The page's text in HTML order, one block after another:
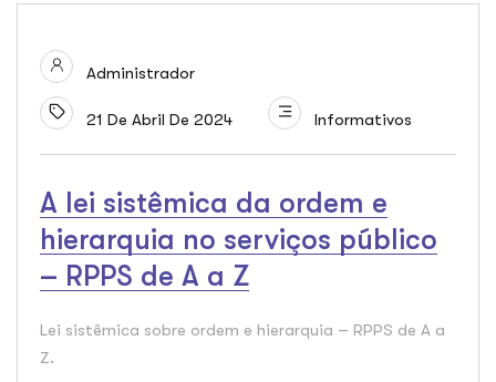
Administrador
21 De Abril De 2024 Informativos
A lei sistêmica da ordem e
hierarquia no serviços público
– RPPS de A a Z
Lei sistêmica sobre ordem e hierarquia – RPPS de A a
Z.